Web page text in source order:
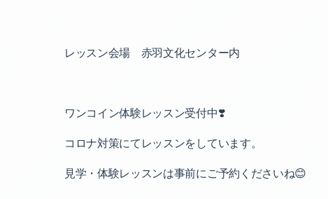
レッスン会場 赤羽文化センター内
ワンコイン体験レッスン受付中❣️
コロナ対策にてレッスンをしています。
見学・体験レッスンは事前にご予約くださいね😊